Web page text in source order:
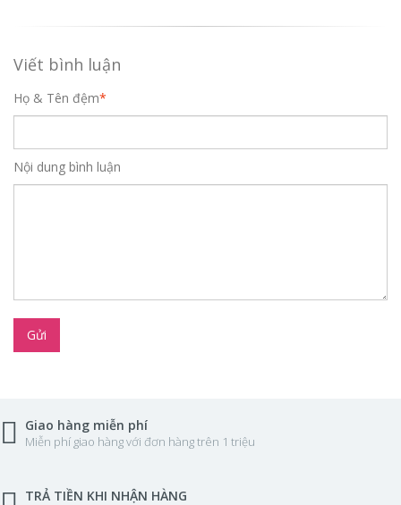
Viết bình luận
*
Họ & Tên đệm
Nội dung bình luận
Gửi
Giao hàng miễn phí
Miễn phí giao hàng với đơn hàng trên 1 triệu
TRẢ TIỀN KHI NHẬN HÀNG